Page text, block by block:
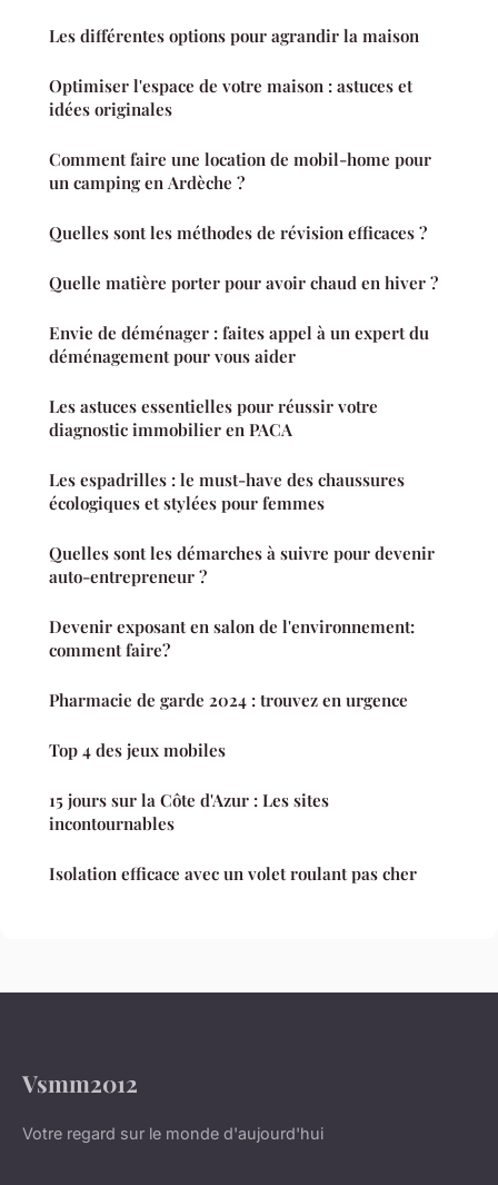
Les différentes options pour agrandir la maison
Optimiser l'espace de votre maison : astuces et
idées originales
Comment faire une location de mobil-home pour
un camping en Ardèche ?
Quelles sont les méthodes de révision efficaces ?
Quelle matière porter pour avoir chaud en hiver ?
Envie de déménager : faites appel à un expert du
déménagement pour vous aider
Les astuces essentielles pour réussir votre
diagnostic immobilier en PACA
Les espadrilles : le must-have des chaussures
écologiques et stylées pour femmes
Quelles sont les démarches à suivre pour devenir
auto-entrepreneur ?
Devenir exposant en salon de l'environnement:
comment faire?
Pharmacie de garde 2024 : trouvez en urgence
Top 4 des jeux mobiles
15 jours sur la Côte d'Azur : Les sites
incontournables
Isolation efficace avec un volet roulant pas cher
Vsmm2012
Votre regard sur le monde d'aujourd'hui